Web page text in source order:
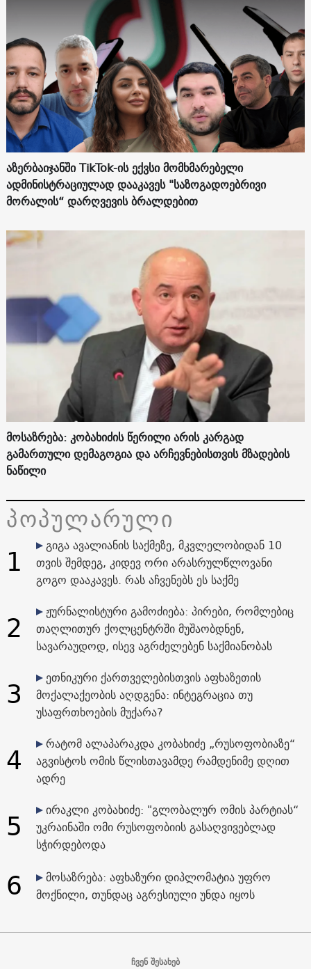
აზერბაიჯანში TikTok-ის ექვსი მომხმარებელი
ადმინისტრაციულად დააკავეს "საზოგადოებრივი
მორალის“ დარღვევის ბრალდებით
მოსაზრება: კობახიძის წერილი არის კარგად
გამართული დემაგოგია და არჩევნებისთვის მზადების
ნაწილი
პოპულარული
1
გიგა ავალიანის საქმეზე, მკვლელობიდან 10
თვის შემდეგ, კიდევ ორი არასრულწლოვანი
გოგო დააკავეს. რას აჩვენებს ეს საქმე
2
ჟურნალისტური გამოძიება: პირები, რომლებიც
თაღლითურ ქოლცენტრში მუშაობდნენ,
სავარაუდოდ, ისევ აგრძელებენ საქმიანობას
3
ეთნიკური ქართველებისთვის აფხაზეთის
მოქალაქეობის აღდგენა: ინტეგრაცია თუ
უსაფრთხოების მუქარა?
4
რატომ ალაპარაკდა კობახიძე „რუსოფობიაზე“
აგვისტოს ომის წლისთავამდე რამდენიმე დღით
ადრე
5
ირაკლი კობახიძე: "გლობალურ ომის პარტიას“
უკრაინაში ომი რუსოფობიის გასაღვივებლად
სჭირდებოდა
6
მოსაზრება: აფხაზური დიპლომატია უფრო
მოქნილი, თუნდაც აგრესიული უნდა იყოს
ჩვენ შესახებ